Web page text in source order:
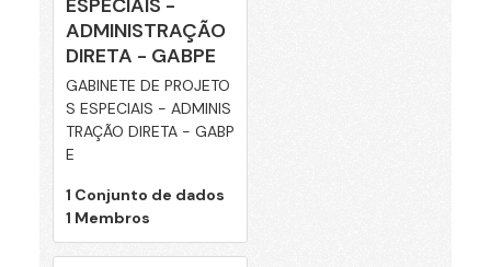
ESPECIAIS -
ADMINISTRAÇÃO
DIRETA - GABPE
GABINETE DE PROJETO
S ESPECIAIS - ADMINIS
TRAÇÃO DIRETA - GABP
E
1 Conjunto de dados
1 Membros